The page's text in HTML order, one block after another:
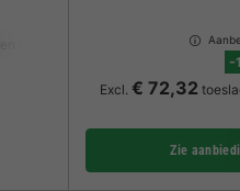
toegestaan * Koffiezetapparaat
-
Excl. € 72,32
Zie